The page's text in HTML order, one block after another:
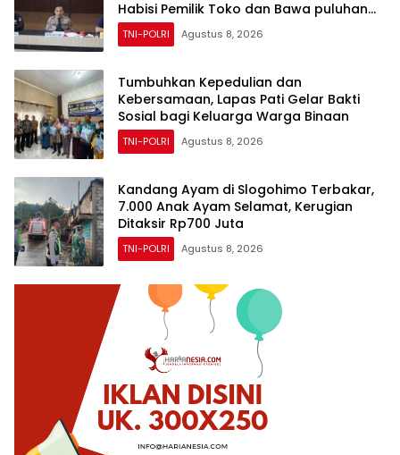
Habisi Pemilik Toko dan Bawa puluhan
HP
TNI-POLRI Agustus 8, 2026
Tumbuhkan Kepedulian dan
Kebersamaan, Lapas Pati Gelar Bakti
Sosial bagi Keluarga Warga Binaan
TNI-POLRI Agustus 8, 2026
Kandang Ayam di Slogohimo Terbakar,
7.000 Anak Ayam Selamat, Kerugian
Ditaksir Rp700 Juta
TNI-POLRI Agustus 8, 2026